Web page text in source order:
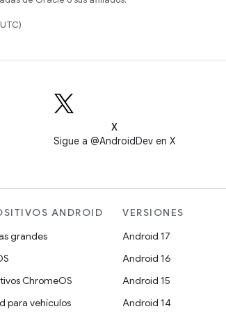
X
Sigue a @AndroidDev en X
ANDROID
grandes
ChromeOS
para vehículos
VERSIONES
Android 17
Android 16
Android 15
Android 14